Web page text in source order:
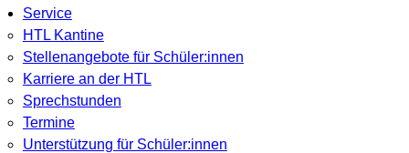
Service
HTL Kantine
Stellenangebote für Schüler:innen
Karriere an der HTL
Sprechstunden
Termine
Unterstützung für Schüler:innen